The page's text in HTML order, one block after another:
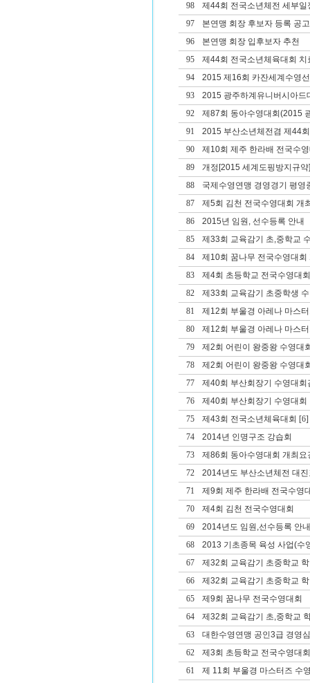
98
제44회 전국소년체전 세부일
97
본연맹 회장 후보자 등록 공고
96
본연맹 회장 입후보자 추천
95
제44회 전국소년체육대회
94
2015 제16회 카잔세계수영
93
2015 광주하계유니버시아드
92
제87회 동아수영대회(2015
91
2015 부산소년체전겸 제44
90
제10회 제주 한라배 전국수
89
개정[2015 세계도핑방지규
88
국제수영연맹 경영경기 평영
87
제5회 김천 전국수영대회 개
86
2015년 임원, 선수등록 안내
85
제33회 교육감기 초,중학교
84
제10회 꿈나무 전국수영대회
83
제4회 초등학교 전국수영대
82
제33회 교육감기 초중학생
81
제12회 부울경 아레나 마스
80
제12회 부울경 아레나 마스
79
제2회 어린이 왕중왕 수영대
78
제2회 어린이 왕중왕 수영대
77
제40회 부산회장기 수영대
76
제40회 부산회장기 수영대
75
제43회 전국소년체육대회 [6]
74
2014년 인명구조 강습회
73
제86회 동아수영대회 개최요
72
2014년도 부산소년체전 대
71
제9회 제주 한라배 전국수영
70
제4회 김천 전국수영대회
69
2014년도 임원,선수등록 안내
68
2013 기초종목 육성 사업(수
67
제32회 교육감기 초중학교
66
제32회 교육감기 초중학교
65
제9회 꿈나무 전국수영대회
64
제32회 교육감기 초,중학교
63
대한수영연맹 공인3급 경영
62
제3회 초등학교 전국수영대회
61
제 11회 부울경 마스터즈 수